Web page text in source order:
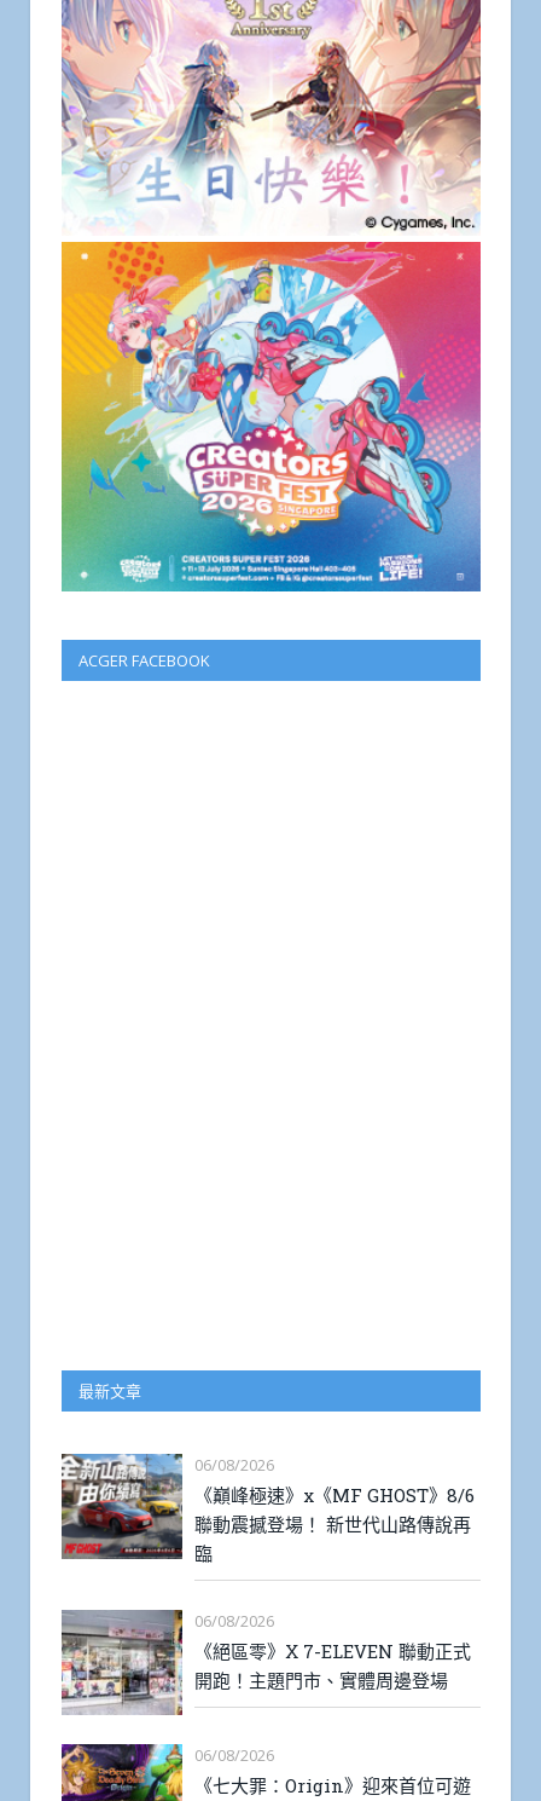
ACGER FACEBOOK
最新文章
06/08/2026
《巔峰極速》x《MF GHOST》8/6
聯動震撼登場！ 新世代山路傳說再
臨
06/08/2026
《絕區零》X 7-ELEVEN 聯動正式
開跑！主題門市、實體周邊登場
06/08/2026
《七大罪：Origin》迎來首位可遊